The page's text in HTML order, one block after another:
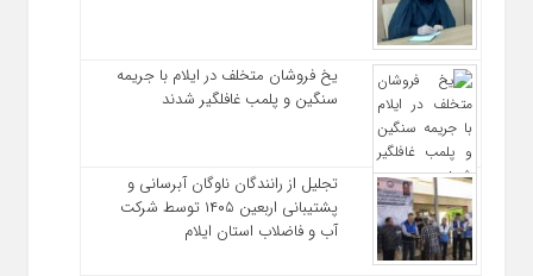
یخ‌ فروشان متخلف در ایلام با جریمه
سنگین و پلمب غافلگیر شدند
تجلیل از رانندگان ناوگان آبرسانی و
پشتیبانی اربعین ۱۴۰۵ توسط شرکت
آب و فاضلاب استان ایلام